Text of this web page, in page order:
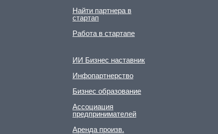
Найти партнера в
стартап
Работа в стартапе
ИИ Бизнес наставник
Инфопартнерство
Бизнес образование
Ассоциация
предпринимателей
Аренда произв.